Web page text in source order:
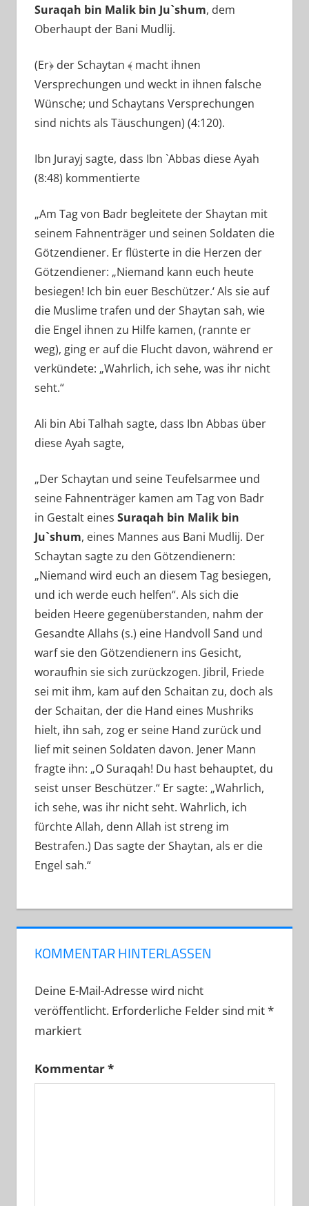
Suraqah bin Malik bin Ju`shum, dem
Oberhaupt der Bani Mudlij.
(Er﴿ der Schaytan ﴾ macht ihnen
Versprechungen und weckt in ihnen falsche
Wünsche; und Schaytans Versprechungen
sind nichts als Täuschungen) (4:120).
Ibn Jurayj sagte, dass Ibn `Abbas diese Ayah
(8:48) kommentierte
„Am Tag von Badr begleitete der Shaytan mit
seinem Fahnenträger und seinen Soldaten die
Götzendiener. Er flüsterte in die Herzen der
Götzendiener: „Niemand kann euch heute
besiegen! Ich bin euer Beschützer.‘ Als sie auf
die Muslime trafen und der Shaytan sah, wie
die Engel ihnen zu Hilfe kamen, (rannte er
weg), ging er auf die Flucht davon, während er
verkündete: „Wahrlich, ich sehe, was ihr nicht
seht.“
Ali bin Abi Talhah sagte, dass Ibn Abbas über
diese Ayah sagte,
„Der Schaytan und seine Teufelsarmee und
seine Fahnenträger kamen am Tag von Badr
in Gestalt eines Suraqah bin Malik bin
Ju`shum, eines Mannes aus Bani Mudlij. Der
Schaytan sagte zu den Götzendienern:
„Niemand wird euch an diesem Tag besiegen,
und ich werde euch helfen“. Als sich die
beiden Heere gegenüberstanden, nahm der
Gesandte Allahs (s.) eine Handvoll Sand und
warf sie den Götzendienern ins Gesicht,
woraufhin sie sich zurückzogen. Jibril, Friede
sei mit ihm, kam auf den Schaitan zu, doch als
der Schaitan, der die Hand eines Mushriks
hielt, ihn sah, zog er seine Hand zurück und
lief mit seinen Soldaten davon. Jener Mann
fragte ihn: „O Suraqah! Du hast behauptet, du
seist unser Beschützer.“ Er sagte: „Wahrlich,
ich sehe, was ihr nicht seht. Wahrlich, ich
fürchte Allah, denn Allah ist streng im
Bestrafen.) Das sagte der Shaytan, als er die
Engel sah.“
KOMMENTAR HINTERLASSEN
Deine E-Mail-Adresse wird nicht
veröffentlicht. Erforderliche Felder sind mit*
markiert
Kommentar*